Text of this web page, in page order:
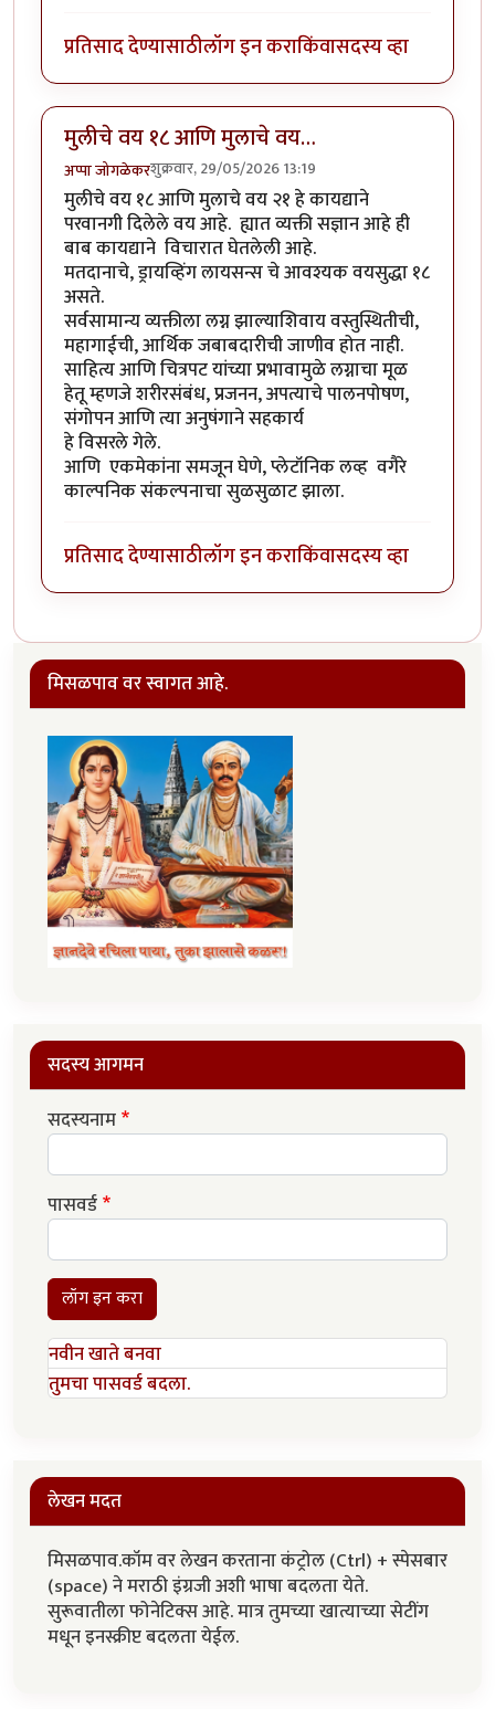
प्रतिसाद देण्यासाठीलॉग इन कराकिंवासदस्य व्हा
मुलीचे वय १८ आणि मुलाचे वय…
अप्पा जोगळेकरशुक्रवार, 29/05/2026 13:19
मुलीचे वय १८ आणि मुलाचे वय २१ हे कायद्याने
परवानगी दिलेले वय आहे. ह्यात व्यक्ती सज्ञान आहे ही
बाब कायद्याने विचारात घेतलेली आहे.
मतदानाचे, ड्रायव्हिंग लायसन्स चे आवश्यक वयसुद्धा १८
असते.
सर्वसामान्य व्यक्तीला लग्न झाल्याशिवाय वस्तुस्थितीची,
महागाईची, आर्थिक जबाबदारीची जाणीव होत नाही.
साहित्य आणि चित्रपट यांच्या प्रभावामुळे लग्नाचा मूळ
हेतू म्हणजे शरीरसंबंध, प्रजनन, अपत्याचे पालनपोषण,
संगोपन आणि त्या अनुषंगाने सहकार्य
हे विसरले गेले.
आणि एकमेकांना समजून घेणे, प्लेटॉनिक लव्ह वगैरे
काल्पनिक संकल्पनाचा सुळसुळाट झाला.
प्रतिसाद देण्यासाठीलॉग इन कराकिंवासदस्य व्हा
मिसळपाव वर स्वागत आहे.
सदस्य आगमन
सदस्यनाम
पासवर्ड
लॉग इन करा
नवीन खाते बनवा
तुमचा पासवर्ड बदला.
लेखन मदत
मिसळपाव.कॉम वर लेखन करताना कंट्रोल (Ctrl) + स्पेसबार
(space) ने मराठी इंग्रजी अशी भाषा बदलता येते.
सुरूवातीला फोनेटिक्स आहे. मात्र तुमच्या खात्याच्या सेटींग
मधून इनस्क्रीप्ट बदलता येईल.